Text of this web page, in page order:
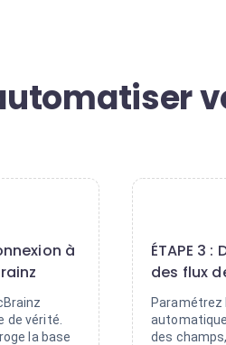
à
de vérité.
la base
ÉTAPE 3
des flux
des